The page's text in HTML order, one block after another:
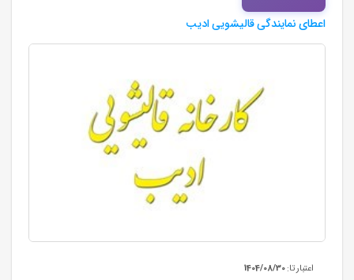
اعطای نمایندگی قالیشویی ادیب
اعتبار تا:1404/08/30